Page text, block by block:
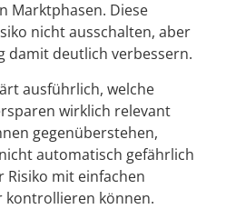
Marktphasen. Diese
nicht ausschalten, aber
damit deutlich verbessern.
ausführlich, welche
wirklich relevant
gegenüberstehen,
automatisch gefährlich
Risiko mit einfachen
kontrollieren können.